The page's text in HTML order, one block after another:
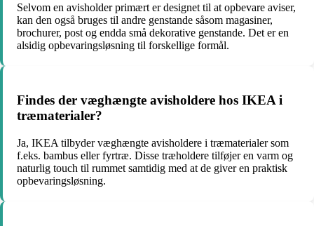
Selvom en avisholder primært er designet til at opbevare aviser,
kan den også bruges til andre genstande såsom magasiner,
brochurer, post og endda små dekorative genstande. Det er en
alsidig opbevaringsløsning til forskellige formål.
Findes der væghængte avisholdere hos IKEA i
træmaterialer?
Ja, IKEA tilbyder væghængte avisholdere i træmaterialer som
f.eks. bambus eller fyrtræ. Disse træholdere tilføjer en varm og
naturlig touch til rummet samtidig med at de giver en praktisk
opbevaringsløsning.